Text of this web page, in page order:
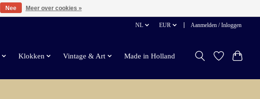
NL EUR Aanmelden / Inloggen
Klokken Vintage & Art Made in Holland
Nee Meer over cookies »